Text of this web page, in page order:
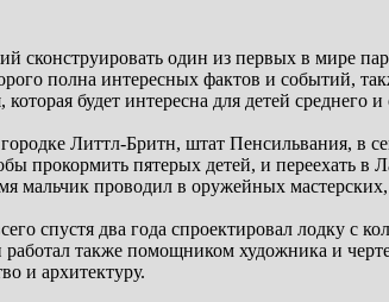
один из первых в мире
полна интересных фактов и событий,
будет интересна для детей среднего
Литтл-Бритн, штат Пенсильвания, в
прокормить пятерых детей, и переехать в
проводил в оружейных
спустя два года спроектировал лодку с
также помощником художника и
и архитектуру.